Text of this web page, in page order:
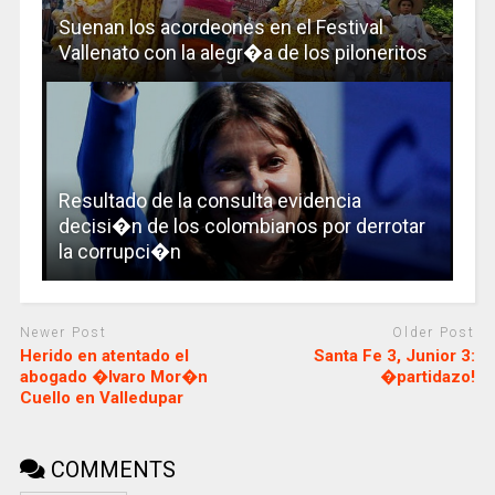
Suenan los acordeones en el Festival
Vallenato con la alegr�a de los piloneritos
Resultado de la consulta evidencia
decisi�n de los colombianos por derrotar
la corrupci�n
Newer Post
Herido en atentado el
abogado �lvaro Mor�n
Cuello en Valledupar
Older Post
Santa Fe 3, Junior 3:
�partidazo!
COMMENTS